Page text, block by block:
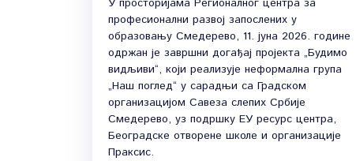
У просторијама Регионалног центра за
професионални развој запослених у
образовању Смедерево, 11. јуна 2026. године
одржан је завршни догађај пројекта „Будимо
видљиви“, који реализује неформална група
„Наш поглед“ у сарадњи са Градском
организацијом Савеза слепих Србије
Смедерево, уз подршку ЕУ ресурс центра,
Београдске отворене школе и организације
Праксис.